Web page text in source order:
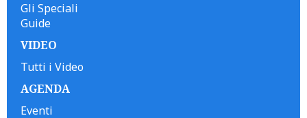
Gli Speciali
Guide
VIDEO
Tutti i Video
AGENDA
Eventi